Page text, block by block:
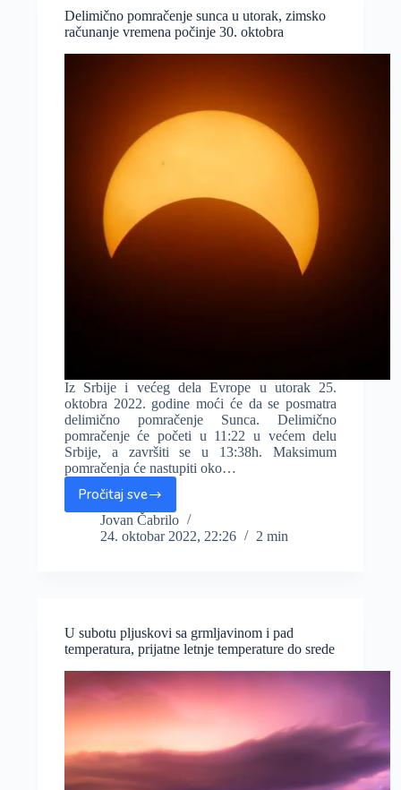
48h,
ima
tunela?
Delimično pomračenje sunca u utorak, zimsko
računanje vremena počinje 30. oktobra
Iz Srbije i većeg dela Evrope u utorak 25.
oktobra 2022. godine moći će da se posmatra
delimično pomračenje Sunca. Delimično
pomračenje će početi u 11:22 u većem delu
Srbije, a završiti se u 13:38h. Maksimum
pomračenja će nastupiti oko…
Pročitaj sve
Delimično
pomračenje
sunca
vremena
počinje
oktobra
Jovan Čabrilo
24. oktobar 2022, 22:26
2 min
U subotu pljuskovi sa grmljavinom i pad
temperatura, prijatne letnje temperature do srede